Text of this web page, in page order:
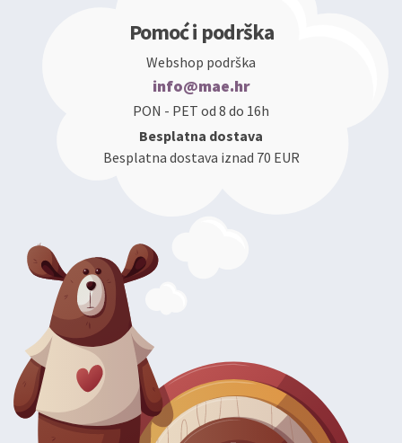
Pomoć i podrška
Webshop podrška
info@mae.hr
PON - PET od 8 do 16h
Besplatna dostava
Besplatna dostava iznad 70 EUR